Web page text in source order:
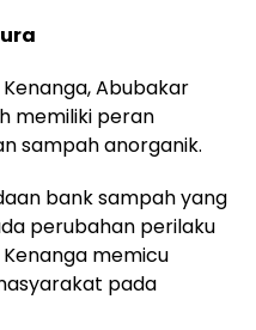
Abubakar
memiliki peran
sampah anorganik.
bank sampah yang
perubahan perilaku
memicu
pada